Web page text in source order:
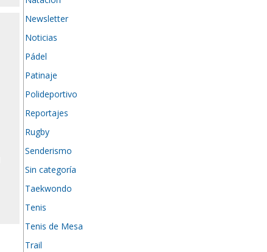
Newsletter
Noticias
Pádel
Patinaje
Polideportivo
Reportajes
Rugby
Senderismo
Sin categoría
Taekwondo
Tenis
Tenis de Mesa
Trail